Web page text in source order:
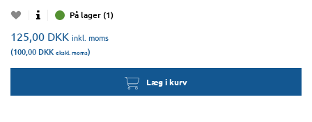
På lager (1)
125,00 DKK inkl. moms
(100,00 DKK ekskl. moms)
Læg i kurv